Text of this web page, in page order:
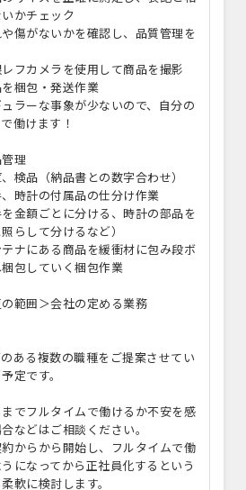
かチェック
や傷がないかを確認し、品質管理を
レフカメラを使用して商品を撮影
を梱包・発送作業
ラーな事象が少ないので、自分の
働けます！
理
、検品（納品書との数字合わせ）
、時計の付属品の仕分け作業
を金額ごとに分ける、時計の部品を
らして分けるなど）
テナにある商品を緩衝材に包み段ボ
包していく梱包作業
範囲＞会社の定める業務
ある複数の職種をご提案させてい
定です。
でフルタイムで働けるか不安を感
などはご相談ください。
からから開始し、フルタイムで働
になってから正社員化するという
軟に検討します。